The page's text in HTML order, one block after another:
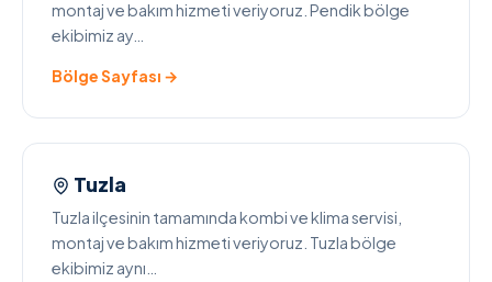
montaj ve bakım hizmeti veriyoruz. Pendik bölge
ekibimiz ay…
Bölge Sayfası →
Tuzla
Tuzla ilçesinin tamamında kombi ve klima servisi,
montaj ve bakım hizmeti veriyoruz. Tuzla bölge
ekibimiz aynı…